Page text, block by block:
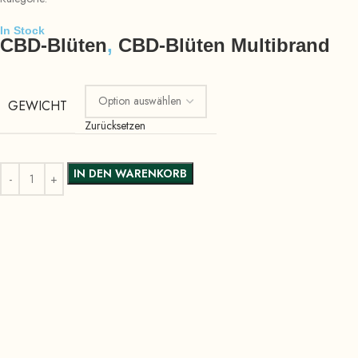
In Stock
CBD-Blüten, CBD-Blüten Multibrand
GEWICHT
Zurücksetzen
IN DEN WARENKORB